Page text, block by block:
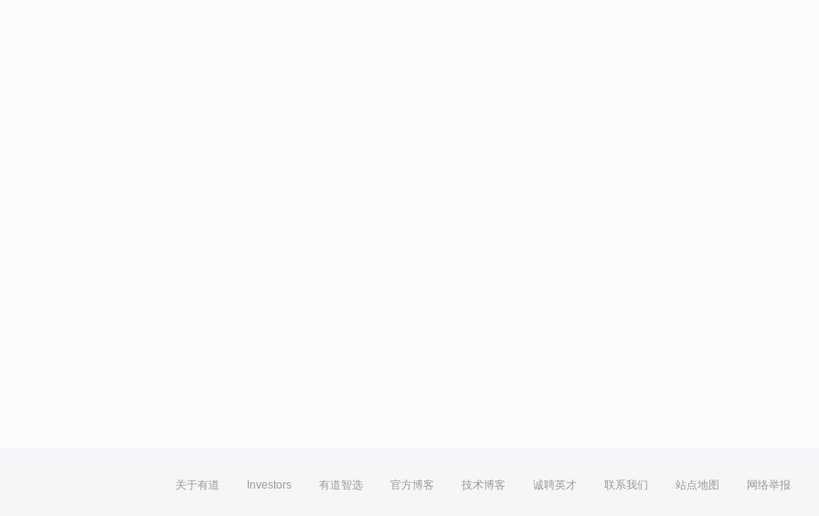
关于有道 Investors 有道智选 官方博客 技术博客 诚聘英才 联系我们 站点地图 网络举报